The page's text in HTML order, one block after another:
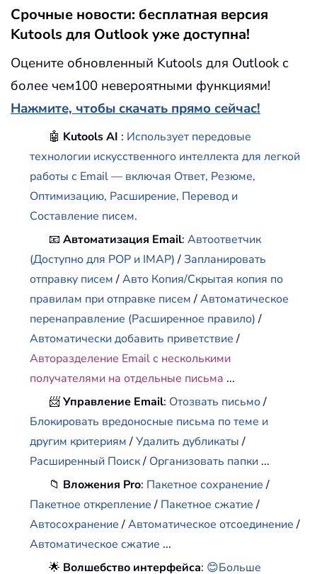
Срочные новости: бесплатная версия
Kutools для Outlook уже доступна!
Оцените обновленный Kutools для Outlook с
более чем100 невероятными функциями!
Нажмите, чтобы скачать прямо сейчас!
🤖 Kutools AI : Использует передовые
технологии искусственного интеллекта для легкой
работы с Email — включая Ответ, Резюме,
Оптимизацию, Расширение, Перевод и
Составление писем.
📧Автоматизация Email:Автоответчик
(Доступно для POP и IMAP)/Запланировать
отправку писем/Авто Копия/Скрытая копия по
правилам при отправке писем/Автоматическое
перенаправление (Расширенное правило)/
Автоматически добавить приветствие/
Авторазделение Email с несколькими
получателями на отдельные письма ...
📨Управление Email: Отозвать письмо/
Блокировать вредоносные письма по теме и
другим критериям/Удалить дубликаты/
Расширенный Поиск/ Организовать папки ...
📁 Вложения Pro: Пакетное сохранение/
Пакетное открепление/ Пакетное сжатие/
Автосохранение/Автоматическое отсоединение/
Автоматическое сжатие ...
🌟 Волшебство интерфейса: 😊Больше